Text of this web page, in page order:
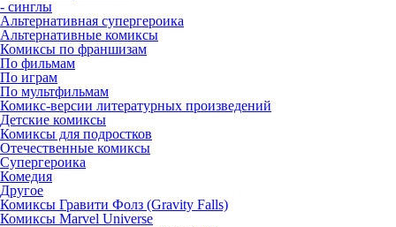
- синглы
Альтернативная супергероика
Альтернативные комиксы
Комиксы по франшизам
По фильмам
По играм
По мультфильмам
Комикс-версии литературных произведений
Детские комиксы
Комиксы для подростков
Отечественные комиксы
Супергероика
Комедия
Другое
Комиксы Гравити Фолз (Gravity Falls)
Комиксы Marvel Universe